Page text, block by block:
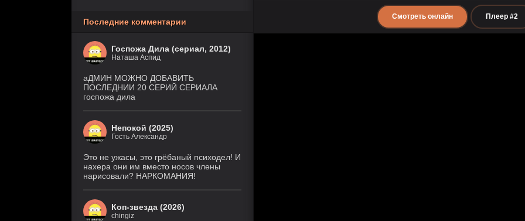
Смотреть онлайн Плеер #2
Последние комментарии
Госпожа Дила (сериал, 2012)
Наташа Аспид
аДМИН МОЖНО ДОБАВИТЬ
ПОСЛЕДНИИ 20 СЕРИЙ СЕРИАЛА
госпожа дила
Непокой (2025)
Гость Александр
Это не ужасы, это грёбаный психодел! И
нахера они им вместо носов члены
нарисовали? НАРКОМАНИЯ!
Коп-звезда (2026)
chingiz